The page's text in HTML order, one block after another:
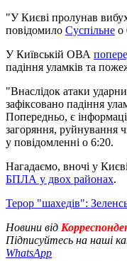
"У Києві пролунав
повідомило Суспільне о
У Київській ОВА
падіння уламків та
"Внаслідок атаки
зафіксовано падіння
Попередньо, є
загоряння, руйнування
у повідомленні о 6:20.
Нагадаємо, вночі у
БПЛА у двох районах.
Терор "шахедів":
Новини від
Підписуйтесь на наші
WhatsApp